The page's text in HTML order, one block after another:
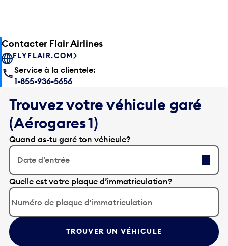
Contacter Flair Airlines
FLYFLAIR.COM
Service à la clientele:
1-855-936-5656
Trouvez votre véhicule garé
(Aérogares 1)
Quand as-tu garé ton véhicule?
Date d’entrée
A
p
p
u
y
e
Quelle est votre plaque d’immatriculation?
TROUVER UN VÉHICULE